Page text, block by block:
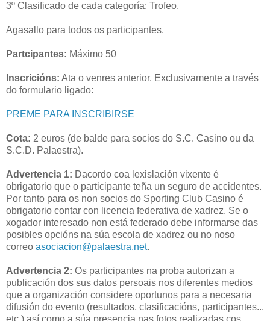
3º Clasificado de cada categoría: Trofeo.
Agasallo para todos os participantes.
Partcipantes: Máximo 50
Inscricións: Ata o venres anterior. Exclusivamente a través
do formulario ligado:
PREME PARA INSCRIBIRSE
Cota: 2 euros (de balde para socios do S.C. Casino ou da
S.C.D. Palaestra).
Advertencia 1: Dacordo coa lexislación vixente é
obrigatorio que o participante teña un seguro de accidentes.
Por tanto para os non socios do Sporting Club Casino é
obrigatorio contar con licencia federativa de xadrez. Se o
xogador interesado non está federado debe informarse das
posibles opcións na súa escola de xadrez ou no noso
correo asociacion@palaestra.net.
Advertencia 2: Os participantes na proba autorizan a
publicación dos sus datos persoais nos diferentes medios
que a organización considere oportunos para a necesaria
difusión do evento (resultados, clasificacións, participantes...
etc.) así como a súa presencia nas fotos realizadas cos